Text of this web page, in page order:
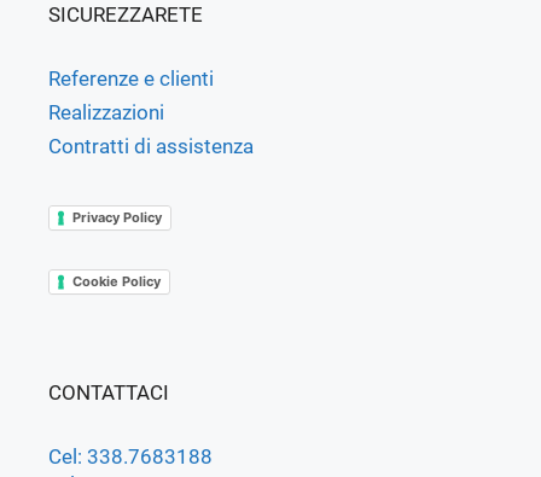
SICUREZZARETE
Referenze e clienti
Realizzazioni
Contratti di assistenza
Privacy Policy
Cookie Policy
CONTATTACI
Cel: 338.7683188